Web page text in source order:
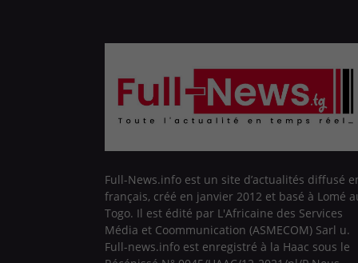
Full-News.info est un site d’actualités diffusé
français, créé en janvier 2012 et basé à Lomé
Togo. Il est édité par L'Africaine des Services
Média et Coommunication (ASMECOM) Sarl u.
Full-news.info est enregistré à la Haac sous le